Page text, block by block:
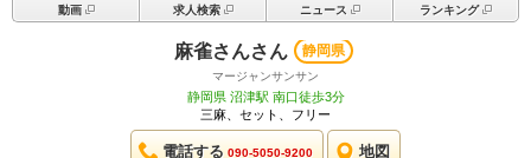
動画 求人検索 ニュース ランキング
麻雀さんさん 静岡県
マージャンサンサン
静岡県 沼津駅 南口徒歩3分
三麻、セット、フリー
電話する 090-5050-9200 地図